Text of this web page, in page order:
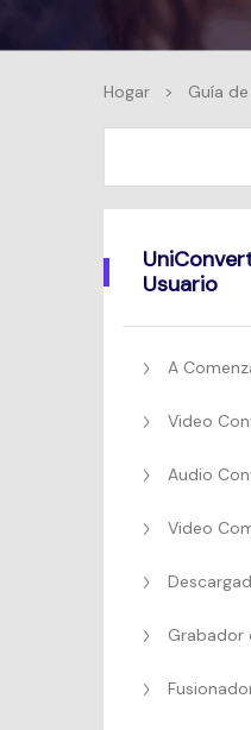
Hogar > Guía
Usuario
A
Video
Audio
Video
Grabador